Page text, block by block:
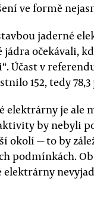
ve formě
jaderné
očekávali,
Účast v
152, tedy
elektrárny je ale
by nebyli
okolí — to by
podmínkách.
elektrárny